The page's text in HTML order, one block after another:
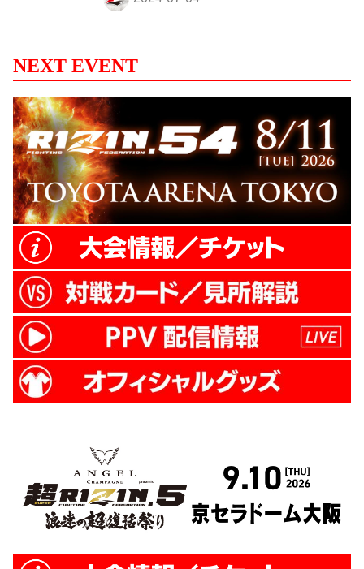
『TVer』でも配信されるぞ！（配信は7月
14日～予定 ※変更する場合もあります）
RIZINのレギュラー番組「RIZIN魂」を、お
見逃しなく！ 「RIZIN魂」概要 初めての人
にも分かりやすくルールを解説し、注目選
手の素顔に迫るります。RIZINが...
NEXT EVENT